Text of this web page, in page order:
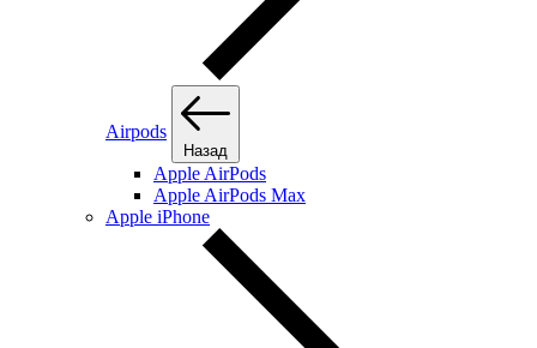
Airpods
Назад
Apple AirPods
Apple AirPods Max
Apple iPhone